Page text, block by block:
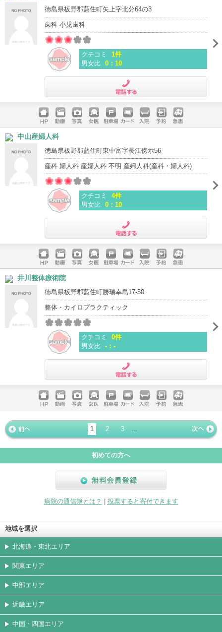
徳島県板野郡藍住町矢上字北分64の3
歯科 小児歯科
クチコミ
1件
男女比 0：10
ホームペ
ージ
動画 写真 女医 駐車場
クレジッ
入院 予約 急患
中山産婦人科
徳島県板野郡藍住町東中富字長江傍示56
産科 婦人科 産婦人科 不明 産婦人科(産科・婦人科)
クチコミ
4件
男女比 0：10
ホームペ
ージ
動画 写真 女医 駐車場
クレジッ
入院 予約 急患
井川整体療術院
徳島県板野郡藍住町勝瑞幸島17-50
整体・カイロプラクティック
クチコミ
0件
男女比 -：-
ホームペ
ージ
動画 写真 女医 駐車場
クレジッ
トカード
入院 予約 急患
« 前ペー
ジ
1 2 3
次ページ
»
初めての方へ
病院の通信簿とは？
投票すると寄付できます
地域を選択
北海道・東北エリア
関東エリア
中部エリア
近畿エリア
中国・四国エリア